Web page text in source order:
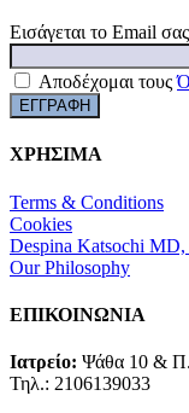
Εισάγεται το Email
Αποδέχομαι τους
ΧΡΗΣΙΜΑ
Terms & Conditions
Cookies
Despina Katsochi MD,
Our Philosophy
ΕΠΙΚΟΙΝΩΝΙΑ
Ιατρείο: Ψάθα 10 &
Τηλ.: 2106139033